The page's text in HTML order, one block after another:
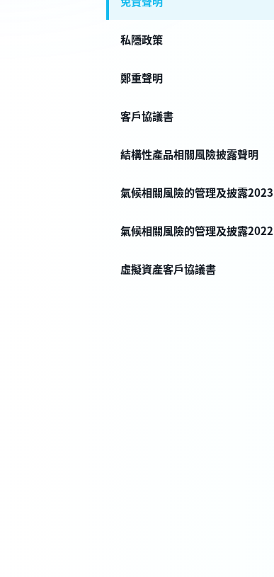
私隱政策
鄭重聲明
客戶協議書
結構性產品相關風險披露聲明
氣候相關風險的管理及披露2023
氣候相關風險的管理及披露2022
虛擬資產客戶協議書